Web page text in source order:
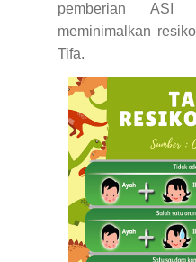
pemberian
meminimalkan
Tifa.